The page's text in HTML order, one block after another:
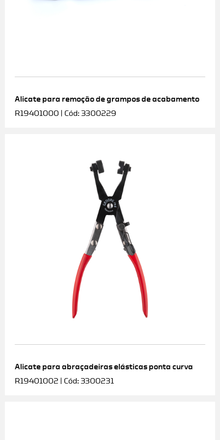
Alicate para remoção de grampos de acabamento
R19401000 | Cód: 3300229
Alicate para abraçadeiras elásticas ponta curva
R19401002 | Cód: 3300231